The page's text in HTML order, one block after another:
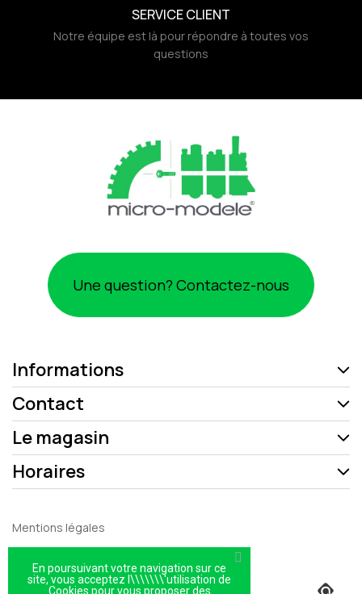
SERVICE CLIENT
Notre équipe est là pour répondre à toutes vos
questions
Une question? Contactez-nous
Informations
Contact
Le magasin
Horaires
Mentions légales
Plan du site
En poursuivant votre navigation sur ce
site, vous acceptez l\\\\\\\'utilisation de
Cookies pour vous proposer des